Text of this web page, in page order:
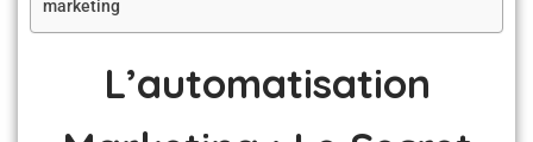
marketing
L’automatisation